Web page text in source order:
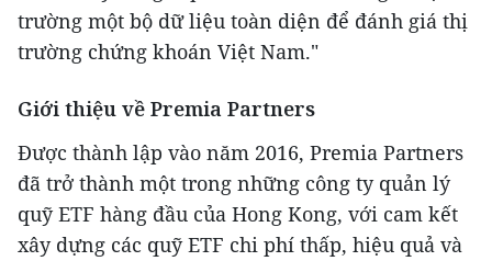
trường một bộ dữ liệu toàn diện để đánh giá thị
trường chứng khoán Việt Nam."
Giới thiệu về Premia Partners
Được thành lập vào năm 2016, Premia Partners
đã trở thành một trong những công ty quản lý
quỹ ETF hàng đầu của Hong Kong, với cam kết
xây dựng các quỹ ETF chi phí thấp, hiệu quả và